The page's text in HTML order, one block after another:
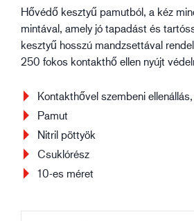
Hővédő kesztyű pamutból, a kéz
mintával, amely jó tapadást és
kesztyű hosszú mandzsettával
250 fokos kontakthő ellen nyújt
Kontakthővel szembeni
Pamut
Nitril pöttyök
Csuklórész
10-es méret